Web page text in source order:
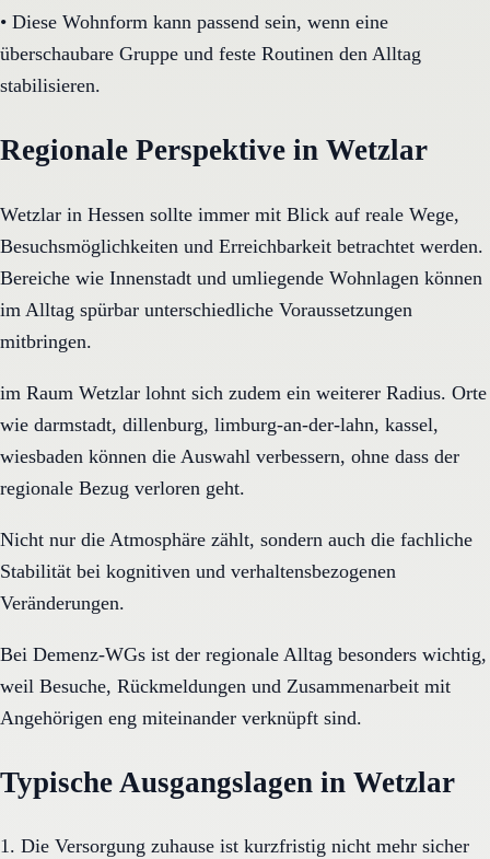
• Diese Wohnform kann passend sein, wenn eine
überschaubare Gruppe und feste Routinen den Alltag
stabilisieren.
Regionale Perspektive in Wetzlar
Wetzlar in Hessen sollte immer mit Blick auf reale Wege,
Besuchsmöglichkeiten und Erreichbarkeit betrachtet werden.
Bereiche wie Innenstadt und umliegende Wohnlagen können
im Alltag spürbar unterschiedliche Voraussetzungen
mitbringen.
im Raum Wetzlar lohnt sich zudem ein weiterer Radius. Orte
wie darmstadt, dillenburg, limburg-an-der-lahn, kassel,
wiesbaden können die Auswahl verbessern, ohne dass der
regionale Bezug verloren geht.
Nicht nur die Atmosphäre zählt, sondern auch die fachliche
Stabilität bei kognitiven und verhaltensbezogenen
Veränderungen.
Bei Demenz-WGs ist der regionale Alltag besonders wichtig,
weil Besuche, Rückmeldungen und Zusammenarbeit mit
Angehörigen eng miteinander verknüpft sind.
Typische Ausgangslagen in Wetzlar
1. Die Versorgung zuhause ist kurzfristig nicht mehr sicher